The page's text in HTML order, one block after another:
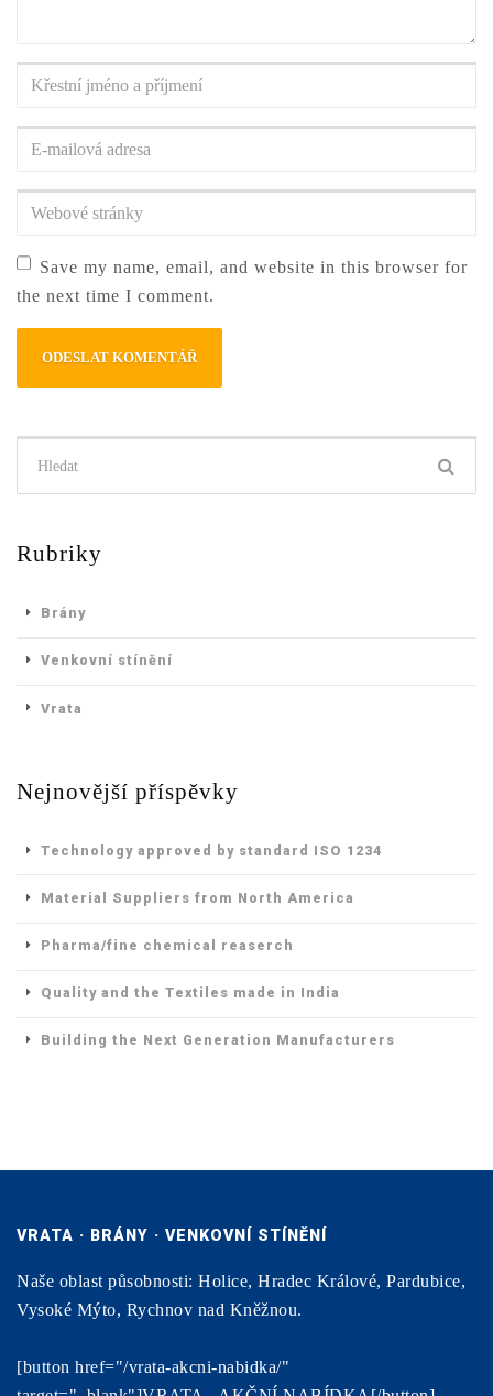
Křestní
a
příjmení*
adresa*
Save my name, email, and website in this browser for
the next time I comment.
Rubriky
Brány
Venkovní stínění
Vrata
Nejnovější příspěvky
Technology approved by standard ISO 1234
Material Suppliers from North America
Pharma/fine chemical reaserch
Quality and the Textiles made in India
Building the Next Generation Manufacturers
VRATA · BRÁNY · VENKOVNÍ STÍNĚNÍ
Naše oblast působnosti: Holice, Hradec Králové, Pardubice,
Vysoké Mýto, Rychnov nad Kněžnou.
[button href="/vrata-akcni-nabidka/"